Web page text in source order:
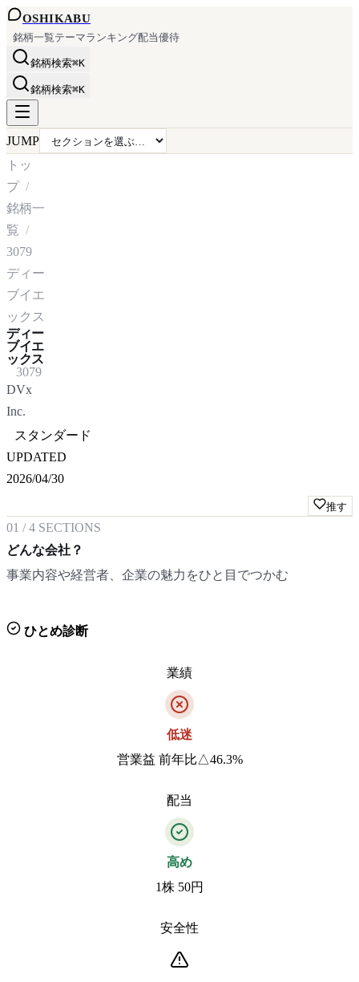
OSHIKABU
銘柄一覧テーマランキング配当優待
銘柄検索⌘K
銘柄検索⌘K
JUMP
トッ
プ
銘柄一
覧
3079
ディー
ブイエ
ックス
ディー
ブイエ
ックス
3079
DVx
Inc.
スタンダード
UPDATED
2026/04/30
推す
01 /4 SECTIONS
どんな会社？
事業内容や経営者、企業の魅力をひと目でつかむ
ひとめ診断
業績
低迷
営業益 前年比△46.3%
配当
高め
1株 50円
安全性